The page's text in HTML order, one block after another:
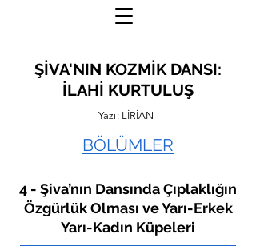
ŞİVA'NIN KOZMİK DANSI:
İLAHİ KURTULUŞ
Yazı: LİRİAN
BÖLÜMLER
4 - Şiva’nın Dansında Çıplaklığın
Özgürlük Olması ve Yarı-Erkek
Yarı-Kadın Küpeleri